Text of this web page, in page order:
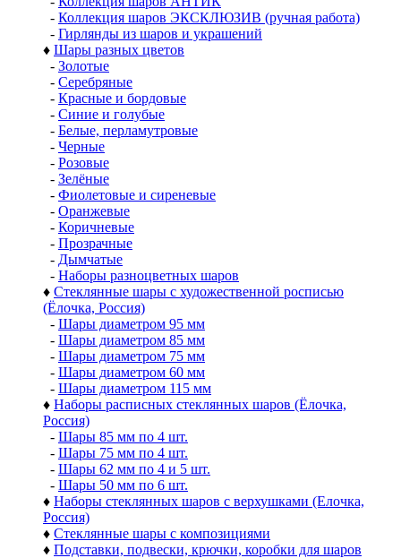
- Коллекция шаров ЭКСКЛЮЗИВ (ручная работа)
- Гирлянды из шаров и украшений
♦ Шары разных цветов
- Золотые
- Серебряные
- Красные и бордовые
- Синие и голубые
- Белые, перламутровые
- Черные
- Розовые
- Зелёные
- Фиолетовые и сиреневые
- Оранжевые
- Коричневые
- Прозрачные
- Дымчатые
- Наборы разноцветных шаров
♦ Стеклянные шары с художественной росписью
(Ёлочка, Россия)
- Шары диаметром 95 мм
- Шары диаметром 85 мм
- Шары диаметром 75 мм
- Шары диаметром 60 мм
- Шары диаметром 115 мм
♦ Наборы расписных стеклянных шаров (Ёлочка,
Россия)
- Шары 85 мм по 4 шт.
- Шары 75 мм по 4 шт.
- Шары 62 мм по 4 и 5 шт.
- Шары 50 мм по 6 шт.
♦ Наборы стеклянных шаров с верхушками (Елочка,
Россия)
♦ Стеклянные шары с композициями
♦ Подставки, подвески, крючки, коробки для шаров